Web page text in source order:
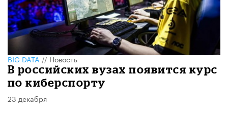
BIG DATA//Новость
В российских вузах появится курс
по киберспорту
23 декабря